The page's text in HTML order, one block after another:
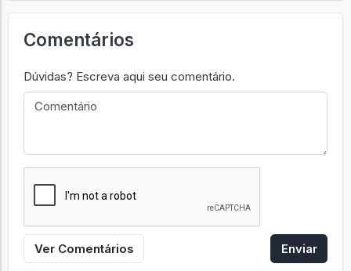
Comentários
Dúvidas? Escreva aqui seu comentário.
Ver Comentários Enviar